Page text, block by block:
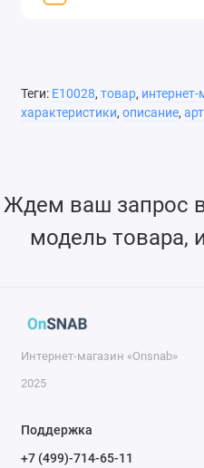
Теги: E10028, товар, интернет-
характеристики, описание,
Ждем ваш запрос
модель товара,
Интернет-магазин «Onsnab»
2025
Поддержка
+7 (499)-714-65-11